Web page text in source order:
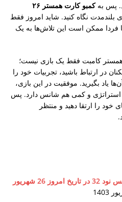
پس به
کمبو کارت همستر ۲۶
نگاه کنید. شاید امروز فقط
فردا ممکن است این تلاش‌ها به یک
همستر کامبت فقط یک بازی نیست؛
در ارتباط باشید، تجربیات خود را
یاد بگیرید. موفقیت در این بازی،
استراتژی و کمی هم شانس دارد. پس
خود را ارتقا دهید و منتظر
لایسنس نود 32 در تاریخ امروز 26 شهریور